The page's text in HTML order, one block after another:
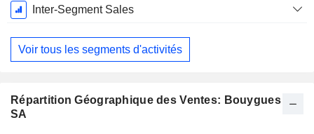
Inter-Segment Sales
Voir tous les segments d'activités
Répartition Géographique des Ventes: Bouygues
SA